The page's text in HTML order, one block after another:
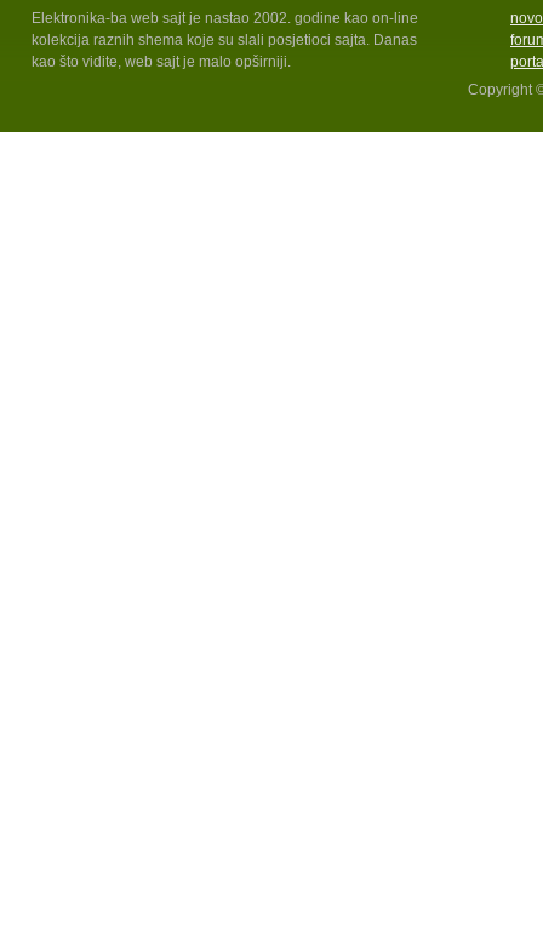
Elektronika-ba web sajt je nastao 2002. godine kao on-line
kolekcija raznih shema koje su slali posjetioci sajta. Danas
kao što vidite, web sajt je malo opširniji.
Copyright